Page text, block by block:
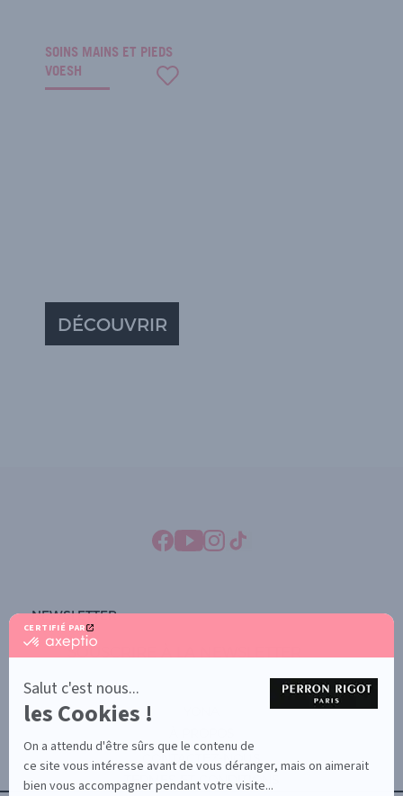
CERTIFIÉ PAR
certifié
En
savoir
plus
sur
Axeptio
Salut c'est nous...
les Cookies !
On a attendu d'être sûrs que le contenu de
ce site vous intéresse avant de vous déranger, mais on aimerait
bien vous accompagner pendant votre visite...
SOINS MAINS ET PIEDS
VOESH
DÉCOUVRIR
NEWSLETTER
SOUSCRIRE À LA NEWSLETTER
CONTACTEZ-NOUS
TERMES ET CONDITIONS